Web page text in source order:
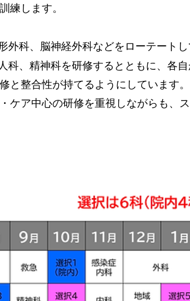
練します。
外科、脳神経外科などをローテート
科、精神科を研修するとともに、各
と整合性が持てるようにしています。
ア中心の研修を重視しながらも、